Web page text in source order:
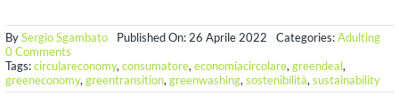
BySergio Sgambato Published On: 26 Aprile 2022 Categories:Adulting
0 Commentson
INFORMAZIONE
AL
CONSUMATORE,
Tags:circulareconomy,consumatore,economiacircolare,greendeal,
greeneconomy,greentransition,greenwashing,sostenibilità,sustainability